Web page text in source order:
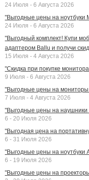
24 Июля - 6 Августа 2026
"Выгодные цены на ноутбуки
24 Июля - 6 Августа 2026
"Выгодный комплект! Купи
адаптером Ballu и получи
15 Июля - 4 Августа 2026
"Скидка при покупке
9 Июля - 6 Августа 2026
"Выгодные цены на мониторы
7 Июля - 4 Августа 2026
"Выгодные цены на наушники
6 - 20 Июля 2026
"Выгодная цена на
6 - 31 Июля 2026
"Выгодные цены на ноутбуки
6 - 19 Июля 2026
"Выгодные цены на